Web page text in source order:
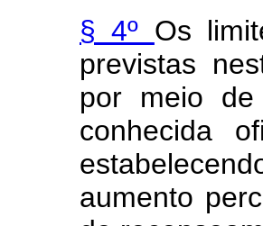
§ 4º Os
previstas
por meio de
conhecida
aumento